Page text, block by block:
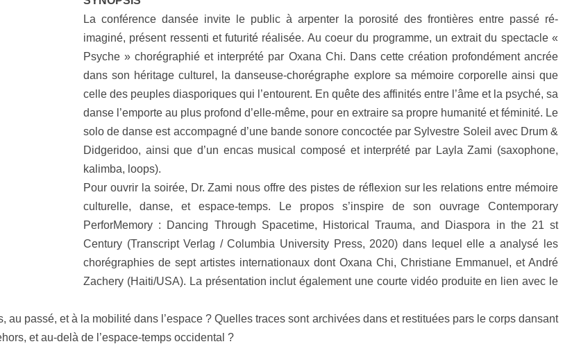
La conférence dansée invite le public à arpenter la porosité des frontières entre passé ré-
imaginé, présent ressenti et futurité réalisée. Au coeur du programme, un extrait du spectacle «
Psyche » chorégraphié et interprété par Oxana Chi. Dans cette création profondément ancrée
dans son héritage culturel, la danseuse-chorégraphe explore sa mémoire corporelle ainsi que
celle des peuples diasporiques qui l’entourent. En quête des affinités entre l’âme et la psyché, sa
danse l’emporte au plus profond d’elle-même, pour en extraire sa propre humanité et féminité. Le
solo de danse est accompagné d’une bande sonore concoctée par Sylvestre Soleil avec Drum &
Didgeridoo, ainsi que d’un encas musical composé et interprété par Layla Zami (saxophone,
kalimba, loops).
Pour ouvrir la soirée, Dr. Zami nous offre des pistes de réflexion sur les relations entre mémoire
culturelle, danse, et espace-temps. Le propos s’inspire de son ouvrage Contemporary
PerforMemory : Dancing Through Spacetime, Historical Trauma, and Diaspora in the 21 st
Century (Transcript Verlag / Columbia University Press, 2020) dans lequel elle a analysé les
chorégraphies de sept artistes internationaux dont Oxana Chi, Christiane Emmanuel, et André
Zachery (Haiti/USA). La présentation inclut également une courte vidéo produite en lien avec le
passé, et à la mobilité dans l’espace ? Quelles traces sont archivées dans et restituées pars le corps dansant
et au-delà de l’espace-temps occidental ?